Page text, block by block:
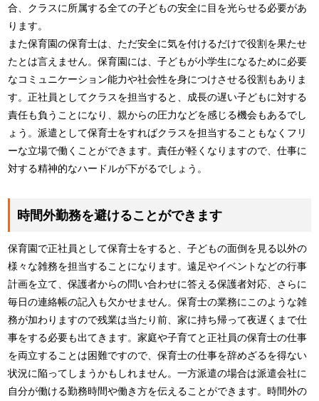
合、クラスに所属する全ての子どもの安全に目を光らせる必要があ
ります。
また保育園の保育士は、ただ安全に気を付けるだけで役割を果たせ
たとは言えません。保育園には、子どもが小学生になるために必要
なコミュニケーション能力や社会性を身につけさせる役割もありま
す。正社員としてクラスを担当すると、成長の遅い子どもに対する
責任も負うことになり、親からの圧力などを感じる機会もあるでし
ょう。派遣として保育士をすればクラスを担当することもなくフリ
ーな立場で働くことができます。責任が軽くなりますので、仕事に
対する精神的なハードルが下がるでしょう。
時間外勤務を避けることができます
保育園で正社員として保育士をすると、子どもの面倒を見る以外の
様々な雑務を担当することになります。遠足やイベントなどの行事
計画を立て、保護者からの問い合わせに答える保護者対応、さらに
毎日の連絡帳の記入も欠かせません。保育士の業務にこのような雑
務が加わりますので残業は当たり前、家に持ち帰って夜遅くまで仕
事をする必要も出てきます。家庭や子育てと正社員の保育士の仕事
を両立することは困難ですので、保育士の仕事を辞めざるを得ない
状況に陥ってしまうかもしれません。一方派遣の場合は派遣会社に
自分が働ける勤務時間や働き方を伝えることができます。時間外の